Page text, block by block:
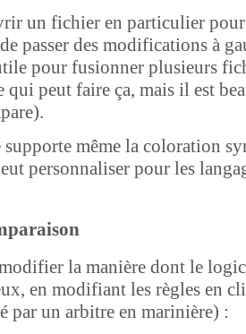
un fichier en particulier
passer des modifications à
pour fusionner plusieurs
peut faire ça, mais il est
même la coloration
personnaliser pour les
la manière dont le
en modifiant les règles en
par un arbitre en marinière) :